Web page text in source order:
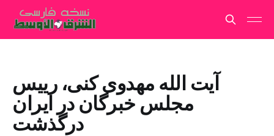
آیت الله مهدوی کنی، رییس
مجلس خبرگان در ایران
درگذشت